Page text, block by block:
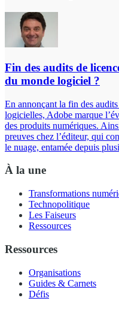
Fin des audits de
du monde logiciel ?
En annonçant la fin des
logicielles, Adobe marque
des produits numériques.
preuves chez l’éditeur, qui
le nuage, entamée depuis
À la une
Transformations
Technopolitique
Les Faiseurs
Ressources
Ressources
Organisations
Guides & Carnets
Défis